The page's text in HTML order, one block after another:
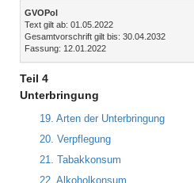
Inhalt
GVOPol
Text gilt ab: 01.05.2022
Gesamtvorschrift gilt bis: 30.04.2032
Fassung: 12.01.2022
Teil 4
Unterbringung
19. Arten der Unterbringung
20. Verpflegung
21. Tabakkonsum
22. Alkoholkonsum